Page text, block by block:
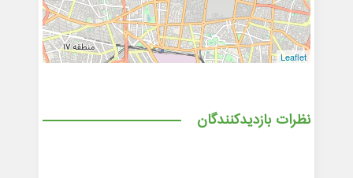
Leaflet
نظرات بازدیدکنندگان